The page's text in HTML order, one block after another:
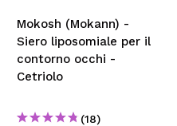
Mokosh (Mokann) -
Siero liposomiale per il
contorno occhi -
Cetriolo
(18)